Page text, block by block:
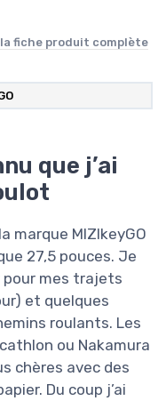
fiche produit complète
que j’ai
marque MIZIkeyGO
27,5 pouces. Je
pour mes trajets
et quelques
roulants. Les
ou Nakamura
chères avec des
Du coup j’ai